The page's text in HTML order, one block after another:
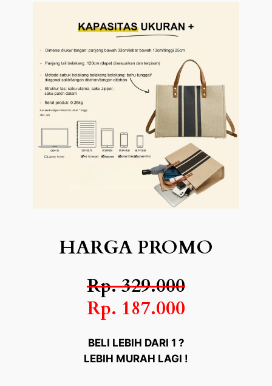
HARGA PROMO
Rp. 329.000
Rp. 187.000
BELI LEBIH DARI 1 ?
LEBIH MURAH LAGI !